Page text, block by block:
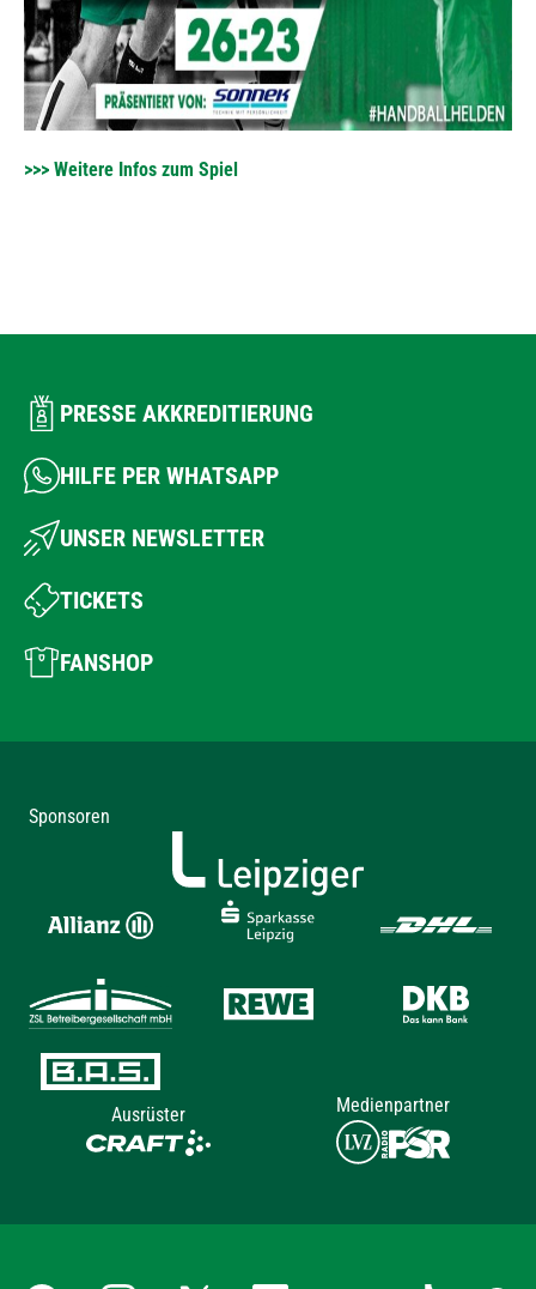
>>> Weitere Infos zum Spiel
PRESSE AKKREDITIERUNG
HILFE PER WHATSAPP
UNSER NEWSLETTER
TICKETS
FANSHOP
Sponsoren
Ausrüster Medienpartner